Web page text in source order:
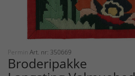
Permin Art. nr: 350669
Broderipakke